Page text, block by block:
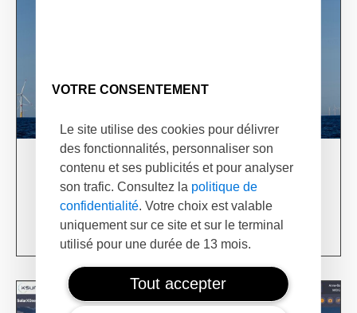
VOTRE CONSENTEMENT
Le site utilise des cookies pour délivrer
des fonctionnalités, personnaliser son
contenu et ses publicités et pour analyser
son trafic. Consultez la politique de
confidentialité. Votre choix est valable
uniquement sur ce site et sur le terminal
utilisé pour une durée de 13 mois.
Tout accepter
03/06/24
XSun & TotalEnergies on prospection mission in
USA
Learn more